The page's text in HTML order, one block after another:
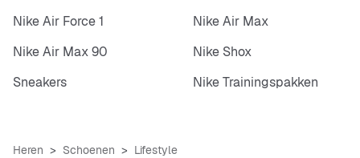
Nike Air Force 1
Nike Air Max
Nike Air Max 90
Nike Shox
Sneakers
Nike Trainingspakken
Heren Schoenen Lifestyle